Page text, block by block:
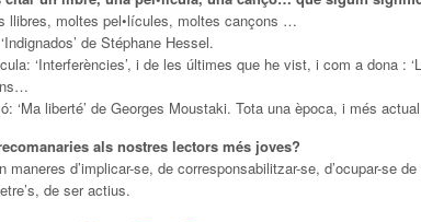
llibres, moltes pel•lícules, moltes cançons …
de Stéphane Hessel.
‘Interferències’, i de les últimes que he vist, i com a dona :
‘Ma liberté’ de Georges Moustaki. Tota una època, i més
als nostres lectors més joves?
maneres d’implicar-se, de corresponsabilitzar-se, d’ocupar-se
de ser actius.